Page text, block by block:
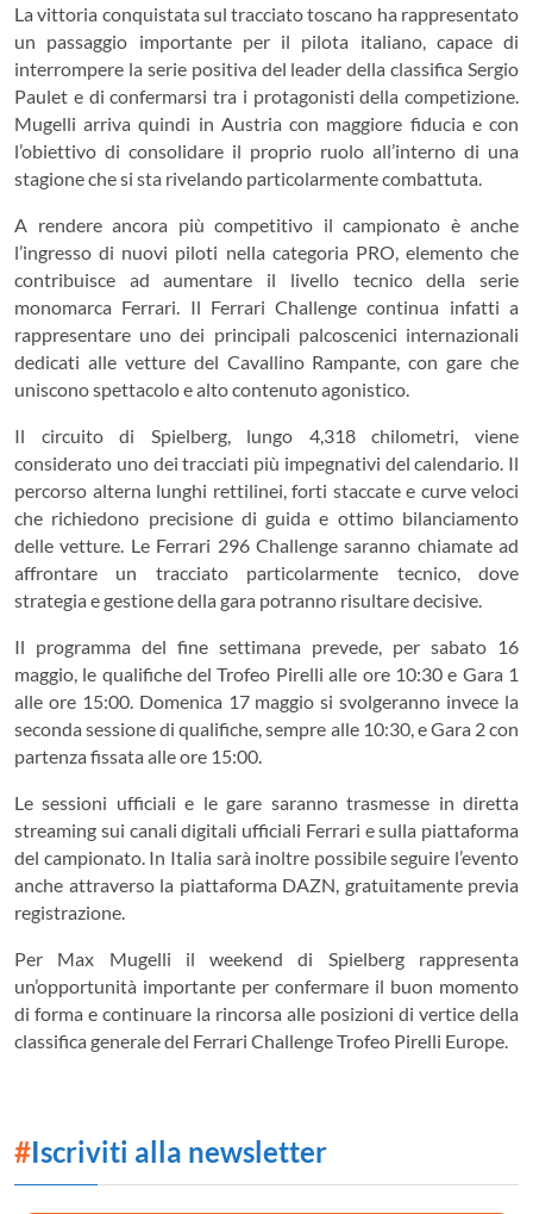
La vittoria conquistata sul tracciato toscano ha rappresentato
un passaggio importante per il pilota italiano, capace di
interrompere la serie positiva del leader della classifica Sergio
Paulet e di confermarsi tra i protagonisti della competizione.
Mugelli arriva quindi in Austria con maggiore fiducia e con
l’obiettivo di consolidare il proprio ruolo all’interno di una
stagione che si sta rivelando particolarmente combattuta.
A rendere ancora più competitivo il campionato è anche
l’ingresso di nuovi piloti nella categoria PRO, elemento che
contribuisce ad aumentare il livello tecnico della serie
monomarca Ferrari. Il Ferrari Challenge continua infatti a
rappresentare uno dei principali palcoscenici internazionali
dedicati alle vetture del Cavallino Rampante, con gare che
uniscono spettacolo e alto contenuto agonistico.
Il circuito di Spielberg, lungo 4,318 chilometri, viene
considerato uno dei tracciati più impegnativi del calendario. Il
percorso alterna lunghi rettilinei, forti staccate e curve veloci
che richiedono precisione di guida e ottimo bilanciamento
delle vetture. Le Ferrari 296 Challenge saranno chiamate ad
affrontare un tracciato particolarmente tecnico, dove
strategia e gestione della gara potranno risultare decisive.
Il programma del fine settimana prevede, per sabato 16
maggio, le qualifiche del Trofeo Pirelli alle ore 10:30 e Gara 1
alle ore 15:00. Domenica 17 maggio si svolgeranno invece la
seconda sessione di qualifiche, sempre alle 10:30, e Gara 2 con
partenza fissata alle ore 15:00.
Le sessioni ufficiali e le gare saranno trasmesse in diretta
streaming sui canali digitali ufficiali Ferrari e sulla piattaforma
del campionato. In Italia sarà inoltre possibile seguire l’evento
anche attraverso la piattaforma DAZN, gratuitamente previa
registrazione.
Per Max Mugelli il weekend di Spielberg rappresenta
un’opportunità importante per confermare il buon momento
di forma e continuare la rincorsa alle posizioni di vertice della
classifica generale del Ferrari Challenge Trofeo Pirelli Europe.
#Iscriviti alla newsletter